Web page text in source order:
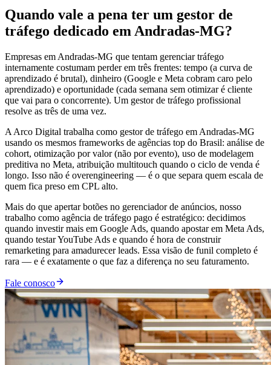
Quando vale a pena ter um gestor de
tráfego dedicado em Andradas-MG?
Empresas em Andradas-MG que tentam gerenciar tráfego
internamente costumam perder em três frentes: tempo (a curva de
aprendizado é brutal), dinheiro (Google e Meta cobram caro pelo
aprendizado) e oportunidade (cada semana sem otimizar é cliente
que vai para o concorrente). Um gestor de tráfego profissional
resolve as três de uma vez.
A Arco Digital trabalha como gestor de tráfego em Andradas-MG
usando os mesmos frameworks de agências top do Brasil: análise de
cohort, otimização por valor (não por evento), uso de modelagem
preditiva no Meta, atribuição multitouch quando o ciclo de venda é
longo. Isso não é overengineering — é o que separa quem escala de
quem fica preso em CPL alto.
Mais do que apertar botões no gerenciador de anúncios, nosso
trabalho como agência de tráfego pago é estratégico: decidimos
quando investir mais em Google Ads, quando apostar em Meta Ads,
quando testar YouTube Ads e quando é hora de construir
remarketing para amadurecer leads. Essa visão de funil completo é
rara — e é exatamente o que faz a diferença no seu faturamento.
Fale conosco